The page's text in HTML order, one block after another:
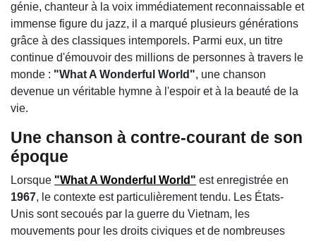
génie, chanteur à la voix immédiatement reconnaissable et
immense figure du jazz, il a marqué plusieurs générations
grâce à des classiques intemporels. Parmi eux, un titre
continue d'émouvoir des millions de personnes à travers le
monde : "What A Wonderful World", une chanson
devenue un véritable hymne à l'espoir et à la beauté de la
vie.
Une chanson à contre-courant de son
époque
Lorsque "What A Wonderful World" est enregistrée en
1967, le contexte est particulièrement tendu. Les États-
Unis sont secoués par la guerre du Vietnam, les
mouvements pour les droits civiques et de nombreuses